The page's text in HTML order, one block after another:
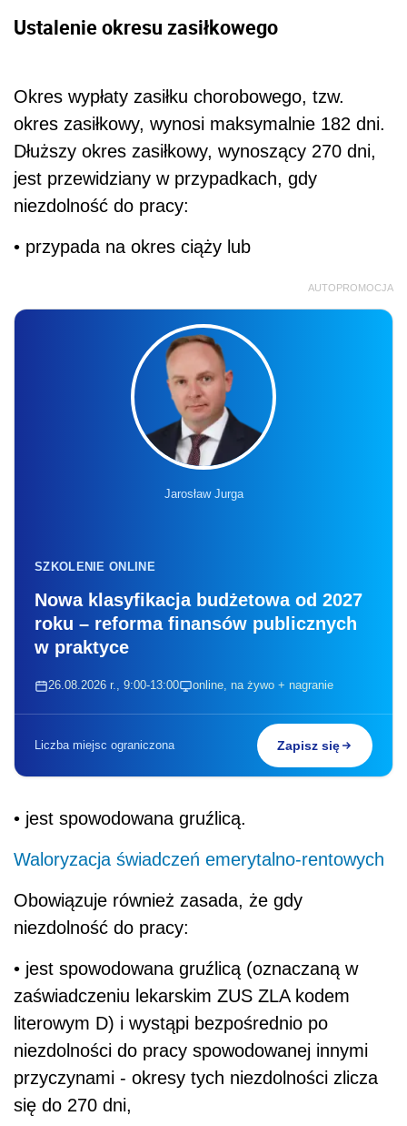
Ustalenie okresu zasiłkowego
Okres wypłaty zasiłku chorobowego, tzw.
okres zasiłkowy, wynosi maksymalnie 182 dni.
Dłuższy okres zasiłkowy, wynoszący 270 dni,
jest przewidziany w przypadkach, gdy
niezdolność do pracy:
• przypada na okres ciąży lub
AUTOPROMOCJA
Jarosław Jurga
SZKOLENIE ONLINE
Nowa klasyfikacja budżetowa od 2027
roku – reforma finansów publicznych
w praktyce
26.08.2026 r., 9:00-13:00 online, na żywo + nagranie
Liczba miejsc ograniczona Zapisz się
• jest spowodowana gruźlicą.
Waloryzacja świadczeń emerytalno-rentowych
Obowiązuje również zasada, że gdy
niezdolność do pracy:
• jest spowodowana gruźlicą (oznaczaną w
zaświadczeniu lekarskim ZUS ZLA kodem
literowym D) i wystąpi bezpośrednio po
niezdolności do pracy spowodowanej innymi
przyczynami - okresy tych niezdolności zlicza
się do 270 dni,